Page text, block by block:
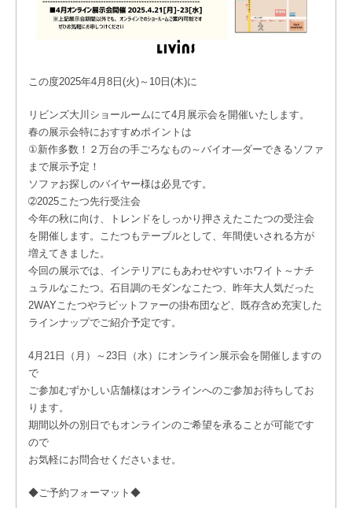
この度2025年4月8日(火)～10日(木)に
リビンズ大川ショールームにて4月展示会を開催いたします。
春の展示会特におすすめポイントは
①新作多数！２万台の手ごろなもの～バイオ―ダーできるソファ
まで展示予定！
ソファお探しのバイヤー様は必見です。
➁2025こたつ先行受注会
今年の秋に向け、トレンドをしっかり押さえたこたつの受注会
を開催します。こたつもテーブルとして、年間使いされる方が
増えてきました。
今回の展示では、インテリアにもあわせやすいホワイト～ナチ
ュラルなこたつ。石目調のモダンなこたつ、昨年大人気だった
2WAYこたつやラビットファーの掛布団など、既存含め充実した
ラインナップでご紹介予定です。
4月21日（月）～23日（水）にオンライン展示会を開催しますの
で
ご参加むずかしい店舗様はオンラインへのご参加お待ちしてお
ります。
期間以外の別日でもオンラインのご希望を承ることが可能です
ので
お気軽にお問合せくださいませ。
◆ご予約フォーマット◆